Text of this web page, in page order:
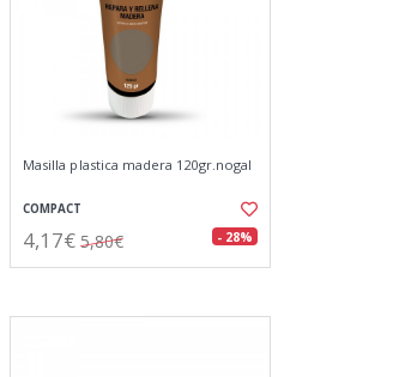
Masilla plastica madera 120gr.nogal
COMPACT
4,17€ 5,80€ - 28%